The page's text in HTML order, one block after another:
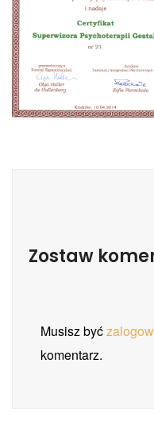
Zostaw
Musisz być
komentarz.